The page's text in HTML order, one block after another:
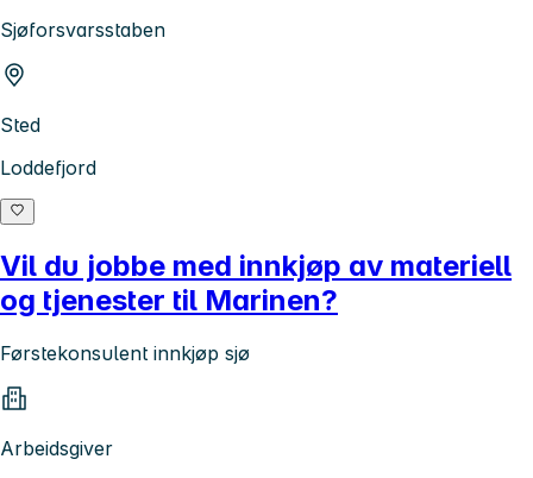
Sjøforsvarsstaben
Sted
Loddefjord
Vil du jobbe med innkjøp av materiell
og tjenester til Marinen?
Førstekonsulent innkjøp sjø
Arbeidsgiver